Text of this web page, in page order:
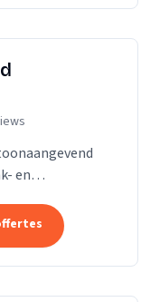
en
aanpak zorgen